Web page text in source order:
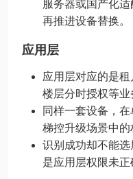
服务器或国产化
再推进设备替换。
应用层
应用层对应的是租
楼层分时授权等业
同样一套设备，
梯控升级场景中的
识别成功却不能
是应用层权限未正